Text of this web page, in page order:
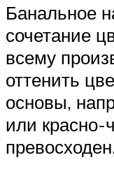
Банальное
сочетание
всему
оттенить
основы,
или красно-